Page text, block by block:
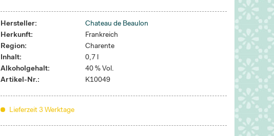
Hersteller:
Chateau de Beaulon
Herkunft:
Frankreich
Region:
Charente
Inhalt:
0,7 l
Alkoholgehalt:
40 % Vol.
Artikel-Nr.:
K10049
Lieferzeit 3 Werktage